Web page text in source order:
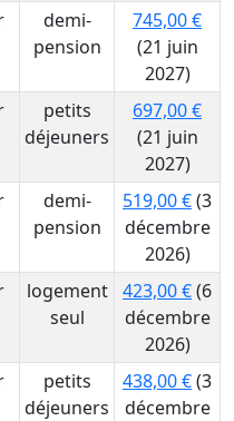
demi-
pension
745,00 €
(21 juin
2027)
petits
déjeuners
697,00 €
(21 juin
2027)
demi-
pension
519,00 €(3
décembre
2026)
logement
seul
423,00 €(6
décembre
2026)
petits
déjeuners
438,00 €(3
décembre